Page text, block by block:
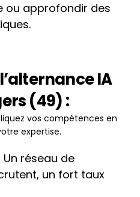
ou approfondir des
IA
(49) :
vos compétences en
expertise.
Un réseau de
un fort taux